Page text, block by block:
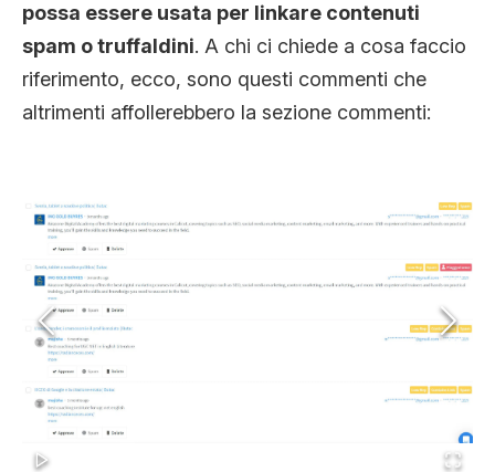
possa essere usata per linkare contenuti
spam o truffaldini. A chi ci chiede a cosa faccio
riferimento, ecco, sono questi commenti che
altrimenti affollerebbero la sezione commenti: